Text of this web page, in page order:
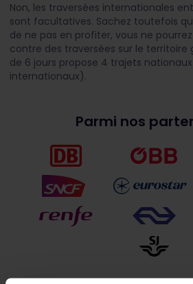
Non, les traversées internationales
sont facultatives. Sachez toutefois
de ne pas en profiter, vous ne
contre des traversées sur le territoire
de 6 jours propose 4 trajets
internationaux).
Parmi nos